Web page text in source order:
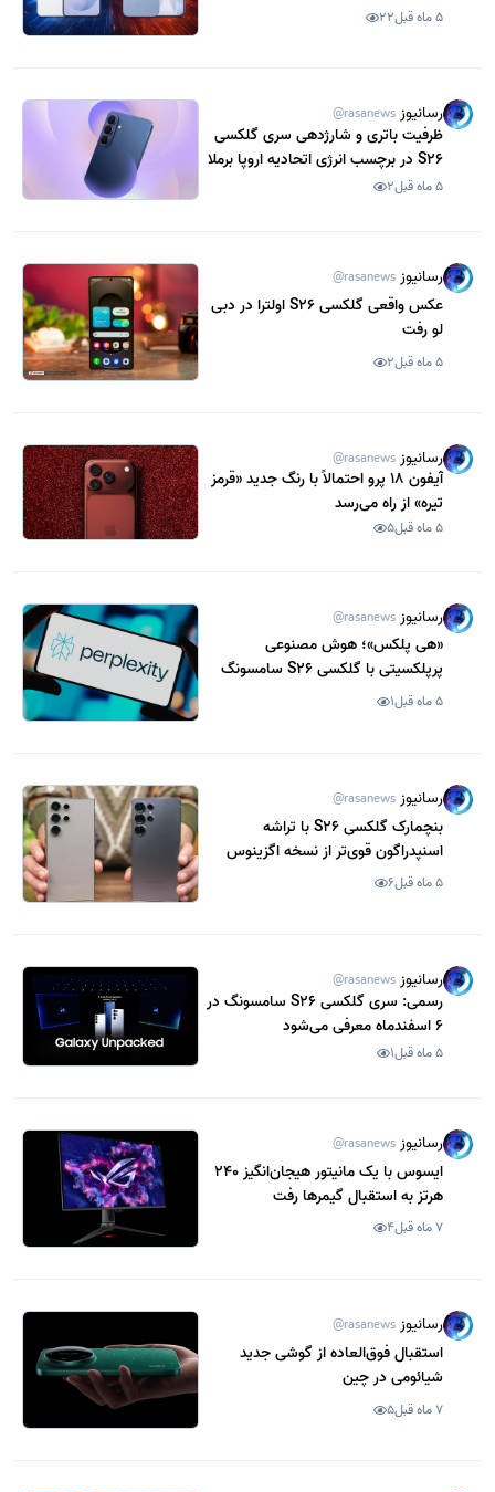
سامسونگ و اپل
5 ماه قبل 22
رسانیوز @rasanews
ظرفیت باتری و شارژدهی سری گلکسی
S26 در برچسب انرژی اتحادیه اروپا برملا
شد
5 ماه قبل 2
رسانیوز @rasanews
عکس واقعی گلکسی S26 اولترا در دبی
لو رفت
5 ماه قبل 2
رسانیوز @rasanews
آیفون 18 پرو احتمالاً با رنگ جدید «قرمز
تیره» از راه می‌رسد
5 ماه قبل 5
رسانیوز @rasanews
«هی پلکس»؛ هوش مصنوعی
پرپلکسیتی با گلکسی S26 سامسونگ
ادغام می‌شود
5 ماه قبل 1
رسانیوز @rasanews
بنچمارک گلکسی S26 با تراشه
اسنپدراگون قوی‌تر از نسخه اگزینوس
ظاهر شد
5 ماه قبل 6
رسانیوز @rasanews
رسمی: سری گلکسی S26 سامسونگ در
6 اسفندماه معرفی می‌شود
5 ماه قبل 1
رسانیوز @rasanews
ایسوس با یک مانیتور هیجان‌انگیز 240
هرتز به استقبال گیمرها رفت
7 ماه قبل 4
رسانیوز @rasanews
استقبال فوق‌العاده از گوشی جدید
شیائومی در چین
7 ماه قبل 5